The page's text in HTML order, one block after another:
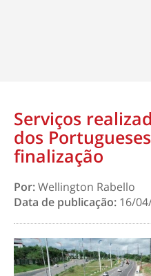
Serviços
dos
finalização
Por:Wellington Rabello
Data de publicação: 16/